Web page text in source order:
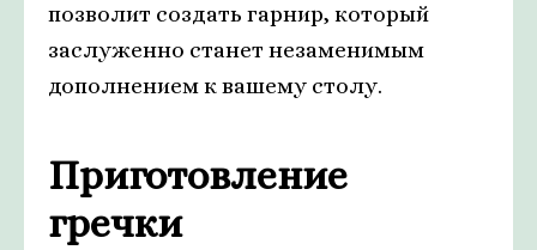
позволит создать гарнир, который
заслуженно станет незаменимым
дополнением к вашему столу.
Приготовление
гречки